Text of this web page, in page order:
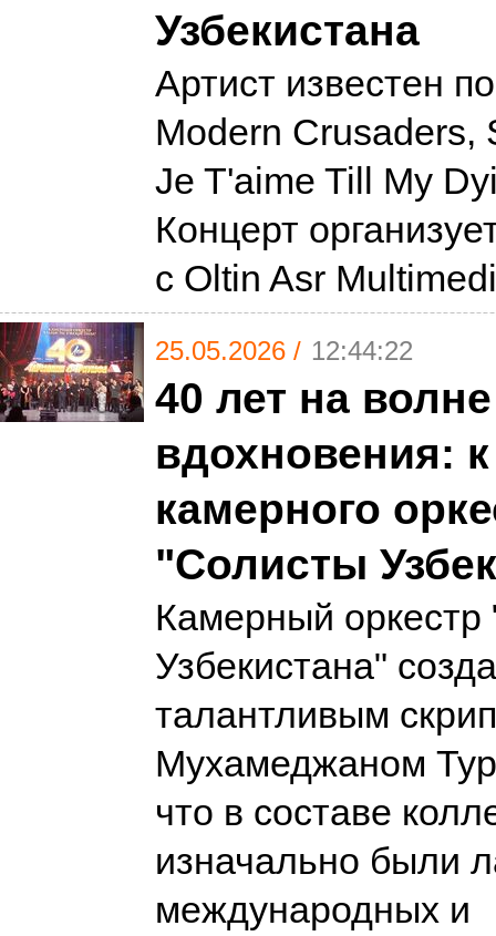
Узбекистана
Артист известен
Modern Crusaders,
Je T'aime Till My
Концерт
с Oltin Asr
25.05.2026 / 12:44:22
40 лет на волне
вдохновения:
камерного
"Солисты
Камерный
Узбекистана"
талантливым
Мухамеджаном
что в составе
изначально были
международных и